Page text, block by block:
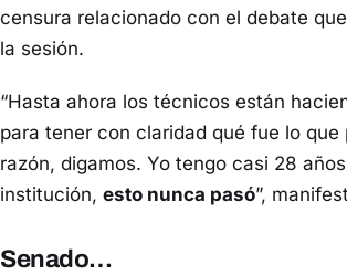
censura relacionado con el debate
la sesión.
“Hasta ahora los técnicos están
para tener con claridad qué fue lo que
razón, digamos. Yo tengo casi 28
institución, esto nunca pasó”,
Senado…